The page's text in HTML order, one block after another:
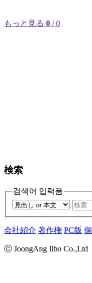
もっと見る 0 / 0
検索
검색어 입력폼
会社紹介 著作権 PC版
ⓒ JoongAng Ilbo Co.,Ltd